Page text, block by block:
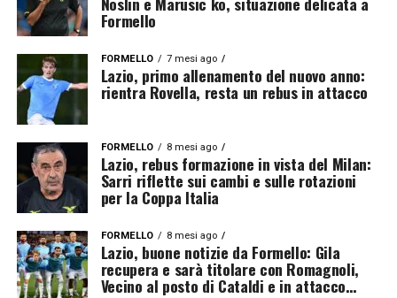
Formello
FORMELLO 7 mesi ago
Lazio, primo allenamento del nuovo anno:
rientra Rovella, resta un rebus in attacco
FORMELLO 8 mesi ago
Lazio, rebus formazione in vista del Milan:
Sarri riflette sui cambi e sulle rotazioni
per la Coppa Italia
FORMELLO 8 mesi ago
Lazio, buone notizie da Formello: Gila
recupera e sarà titolare con Romagnoli,
Vecino al posto di Cataldi e in attacco…